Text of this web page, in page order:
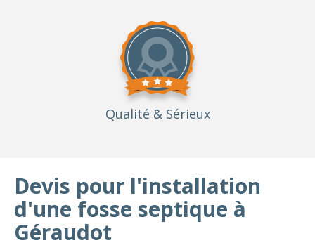
Qualité & Sérieux
Devis pour l'installation
d'une fosse septique à
Géraudot